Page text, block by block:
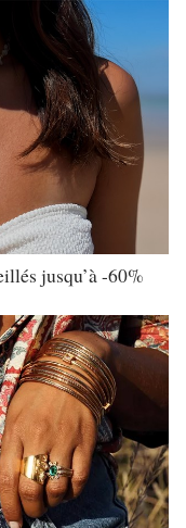
jusqu’à -60%